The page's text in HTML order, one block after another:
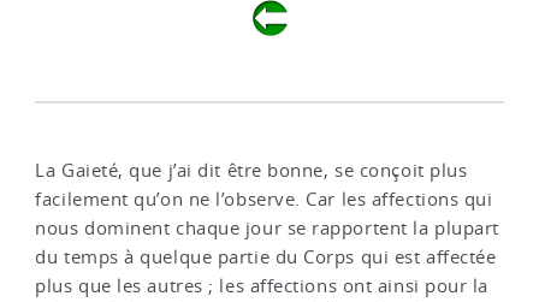
La Gaieté, que j’ai dit être bonne, se conçoit plus
facilement qu’on ne l’observe. Car les affections qui
nous dominent chaque jour se rapportent la plupart
du temps à quelque partie du Corps qui est affectée
plus que les autres ; les affections ont ainsi pour la